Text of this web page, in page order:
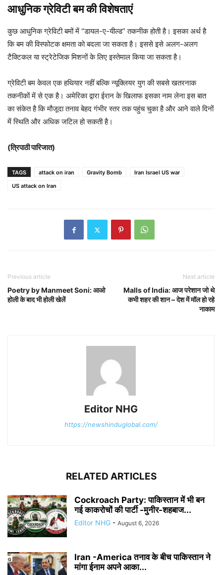
आधुनिक ग्रेविटी बम की विशेषताएं
कुछ आधुनिक ग्रेविटी बमों में “डायल-ए-यील्ड” तकनीक होती है। इसका अर्थ है
कि बम की विस्फोटक क्षमता को बदला जा सकता है। इससे इसे अलग-अलग
टैक्टिकल या स्ट्रेटेजिक मिशनों के लिए इस्तेमाल किया जा सकता है।
ग्रेविटी बम केवल एक हथियार नहीं बल्कि न्यूक्लियर युग की सबसे खतरनाक
तकनीकों में से एक है। अमेरिका द्वारा ईरान के खिलाफ इसका नाम लेना इस बात
का संकेत है कि मौजूदा तनाव बेहद गंभीर स्तर तक पहुंच चुका है और आने वाले दिनों
में स्थिति और अधिक जटिल हो सकती है।
(त्रिपाठी पारिजात)
TAGS attack on iran Gravity Bomb
Iran Israel US war
US attack on Iran
Previous article
Poetry by Manmeet Soni: आओ
होली के बाद भी होली खेलें
Next article
Malls of India: आज परेशान जो थे
कभी शहर की शान – देश में मॉल हो रहे
नाकाम
Editor NHG
https://newshinduglobal.com/
RELATED ARTICLES
Cockroach Party: पाकिस्तान में भी बन
गई काकरोचों की पार्टी -मुनीर-शहबाज...
Editor NHG - August 6, 2026
Iran -America तनाव के बीच पाकिस्तान ने
मांगा ईनाम अपने आका...